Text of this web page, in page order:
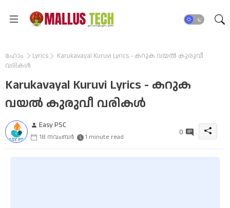
ഹോം Lyrics
Karukavayal Kuruvi Lyrics - കറുക വയൽ കുരുവീ
വരികൾ
Karukavayal Kuruvi Lyrics - കറുക
വയൽ കുരുവീ വരികൾ
Easy PSC
18 നവംബർ 1 minute read 0